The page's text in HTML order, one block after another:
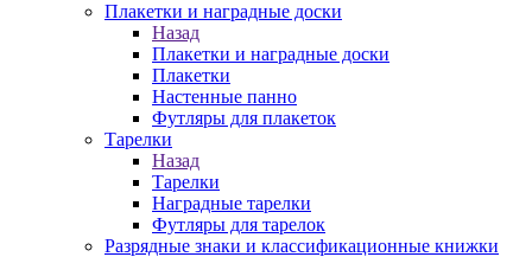
Плакетки и наградные доски
Назад
Плакетки и наградные доски
Плакетки
Настенные панно
Футляры для плакеток
Тарелки
Назад
Тарелки
Наградные тарелки
Футляры для тарелок
Разрядные знаки и классификационные книжки